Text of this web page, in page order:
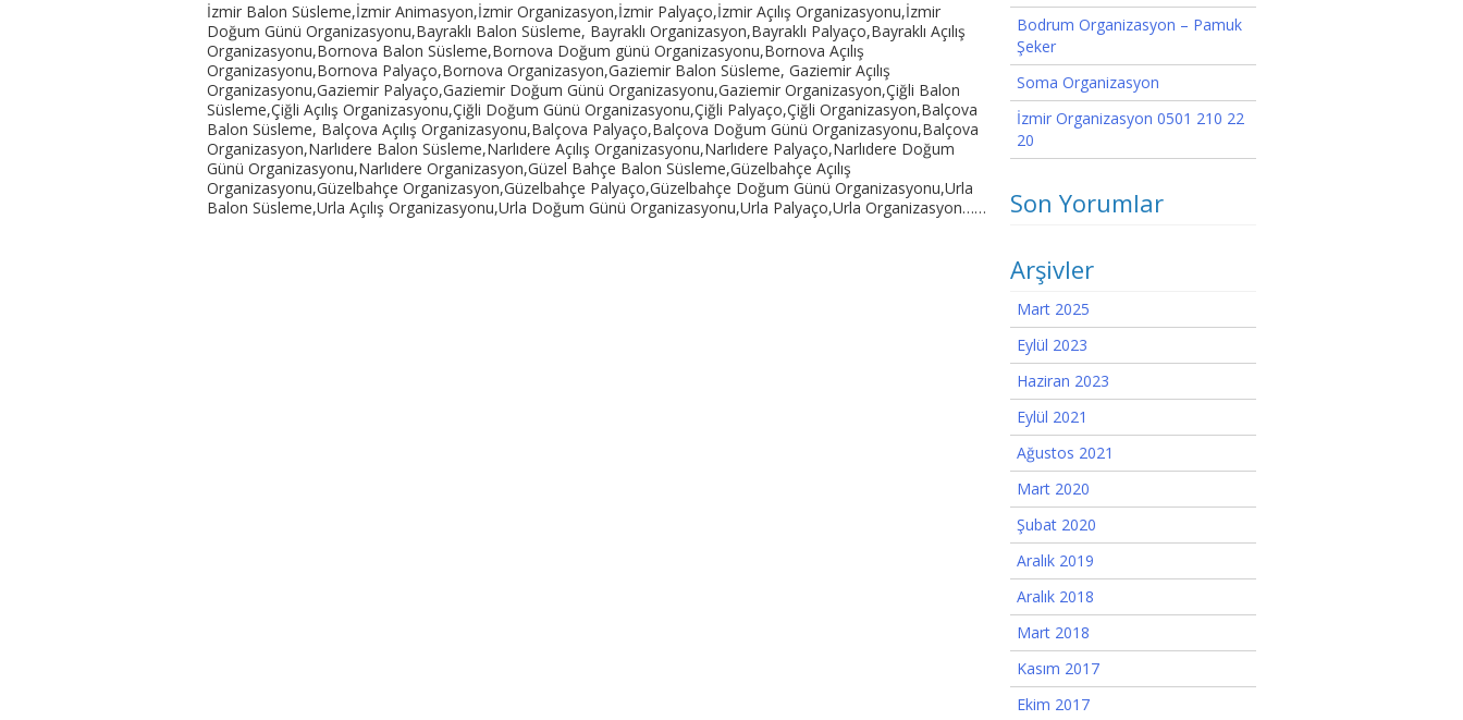
İzmir Balon Süsleme,İzmir Animasyon,İzmir Organizasyon,İzmir Palyaço,İzmir Açılış Organizasyonu,İzmir
Doğum Günü Organizasyonu,Bayraklı Balon Süsleme, Bayraklı Organizasyon,Bayraklı Palyaço,Bayraklı Açılış
Organizasyonu,Bornova Balon Süsleme,Bornova Doğum günü Organizasyonu,Bornova Açılış
Organizasyonu,Bornova Palyaço,Bornova Organizasyon,Gaziemir Balon Süsleme, Gaziemir Açılış
Organizasyonu,Gaziemir Palyaço,Gaziemir Doğum Günü Organizasyonu,Gaziemir Organizasyon,Çiğli Balon
Süsleme,Çiğli Açılış Organizasyonu,Çiğli Doğum Günü Organizasyonu,Çiğli Palyaço,Çiğli Organizasyon,Balçova
Balon Süsleme, Balçova Açılış Organizasyonu,Balçova Palyaço,Balçova Doğum Günü Organizasyonu,Balçova
Organizasyon,Narlıdere Balon Süsleme,Narlıdere Açılış Organizasyonu,Narlıdere Palyaço,Narlıdere Doğum
Günü Organizasyonu,Narlıdere Organizasyon,Güzel Bahçe Balon Süsleme,Güzelbahçe Açılış
Organizasyonu,Güzelbahçe Organizasyon,Güzelbahçe Palyaço,Güzelbahçe Doğum Günü Organizasyonu,Urla
Balon Süsleme,Urla Açılış Organizasyonu,Urla Doğum Günü Organizasyonu,Urla Palyaço,Urla Organizasyon……
Bodrum Organizasyon – Pamuk
Şeker
Soma Organizasyon
İzmir Organizasyon 0501 210 22
20
Son Yorumlar
Arşivler
Mart 2025
Eylül 2023
Haziran 2023
Eylül 2021
Ağustos 2021
Mart 2020
Şubat 2020
Aralık 2019
Aralık 2018
Mart 2018
Kasım 2017
Ekim 2017